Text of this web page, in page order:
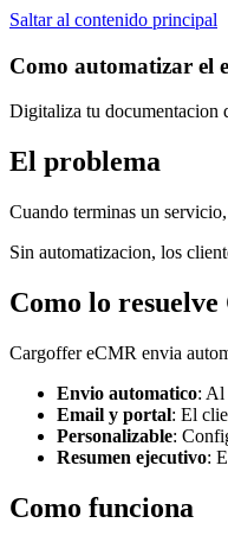
Saltar al contenido principal
Como automatizar el
Digitaliza tu documentacion
El problema
Cuando terminas un
Sin automatizacion, los
Como lo
Cargoffer eCMR envia
Envio automatico: Al
Email y portal: El
Personalizable:
Resumen ejecutivo:
Como funciona